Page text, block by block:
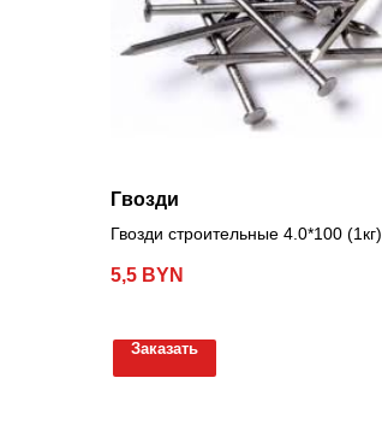
Гвозди
Гвозди строительные 4.0*100 (1кг)
5,5 BYN
Заказать